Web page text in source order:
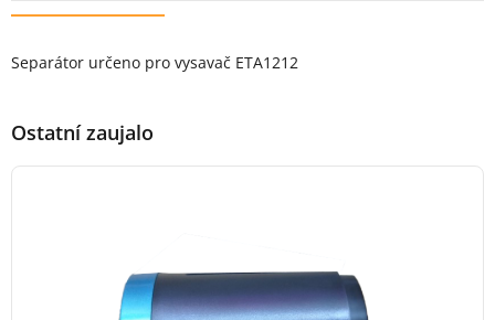
Separátor určeno pro vysavač ETA1212
Ostatní zaujalo